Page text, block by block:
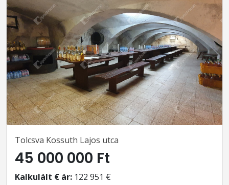
Tolcsva Kossuth Lajos utca
45 000 000 Ft
Kalkulált € ár: 122 951 €